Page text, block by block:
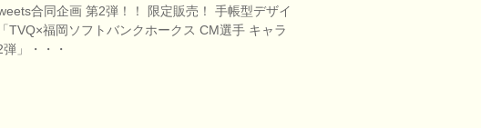
合同企画 第2弾！！ 限定販売！ 手帳型デザイ
TVQ×福岡ソフトバンクホークス CM選手 キャラ
」・・・